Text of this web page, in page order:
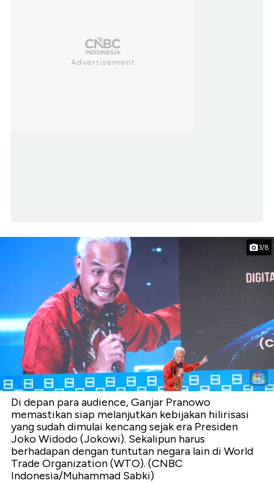
3/8
Di depan para audience, Ganjar Pranowo
memastikan siap melanjutkan kebijakan hilirisasi
yang sudah dimulai kencang sejak era Presiden
Joko Widodo (Jokowi). Sekalipun harus
berhadapan dengan tuntutan negara lain di World
Trade Organization (WTO). (CNBC
Indonesia/Muhammad Sabki)